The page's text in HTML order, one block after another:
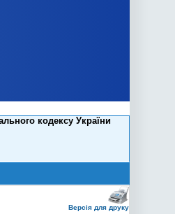
кодексу України
Версія для друку